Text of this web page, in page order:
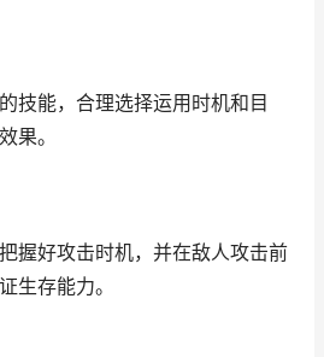
技能，合理选择运用时机和目
果。
握好攻击时机，并在敌人攻击前
生存能力。